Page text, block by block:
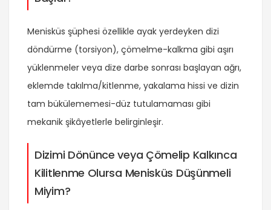
Menisküs şüphesi özellikle ayak yerdeyken dizi
döndürme (torsiyon), çömelme-kalkma gibi aşırı
yüklenmeler veya dize darbe sonrası başlayan ağrı,
eklemde takılma/kitlenme, yakalama hissi ve dizin
tam bükülememesi-düz tutulamaması gibi
mekanik şikâyetlerle belirginleşir.
Dizimi Dönünce veya Çömelip Kalkınca
Kilitlenme Olursa Menisküs Düşünmeli
Miyim?